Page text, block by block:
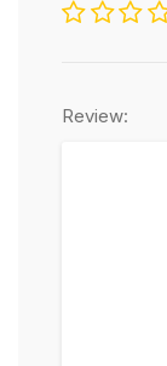
Review: